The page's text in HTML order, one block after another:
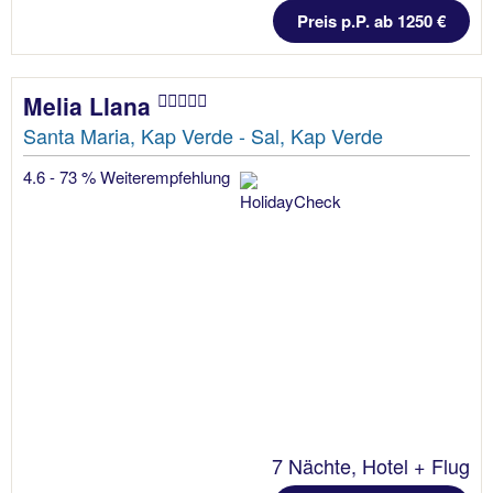
Preis p.P. ab 1250 €
Melia Llana
Santa Maria, Kap Verde - Sal, Kap Verde
4.6 - 73 % Weiterempfehlung
7 Nächte, Hotel + Flug